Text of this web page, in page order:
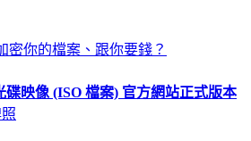
密你的檔案、跟你要錢？
映像 (ISO 檔案) 官方網站正式版本